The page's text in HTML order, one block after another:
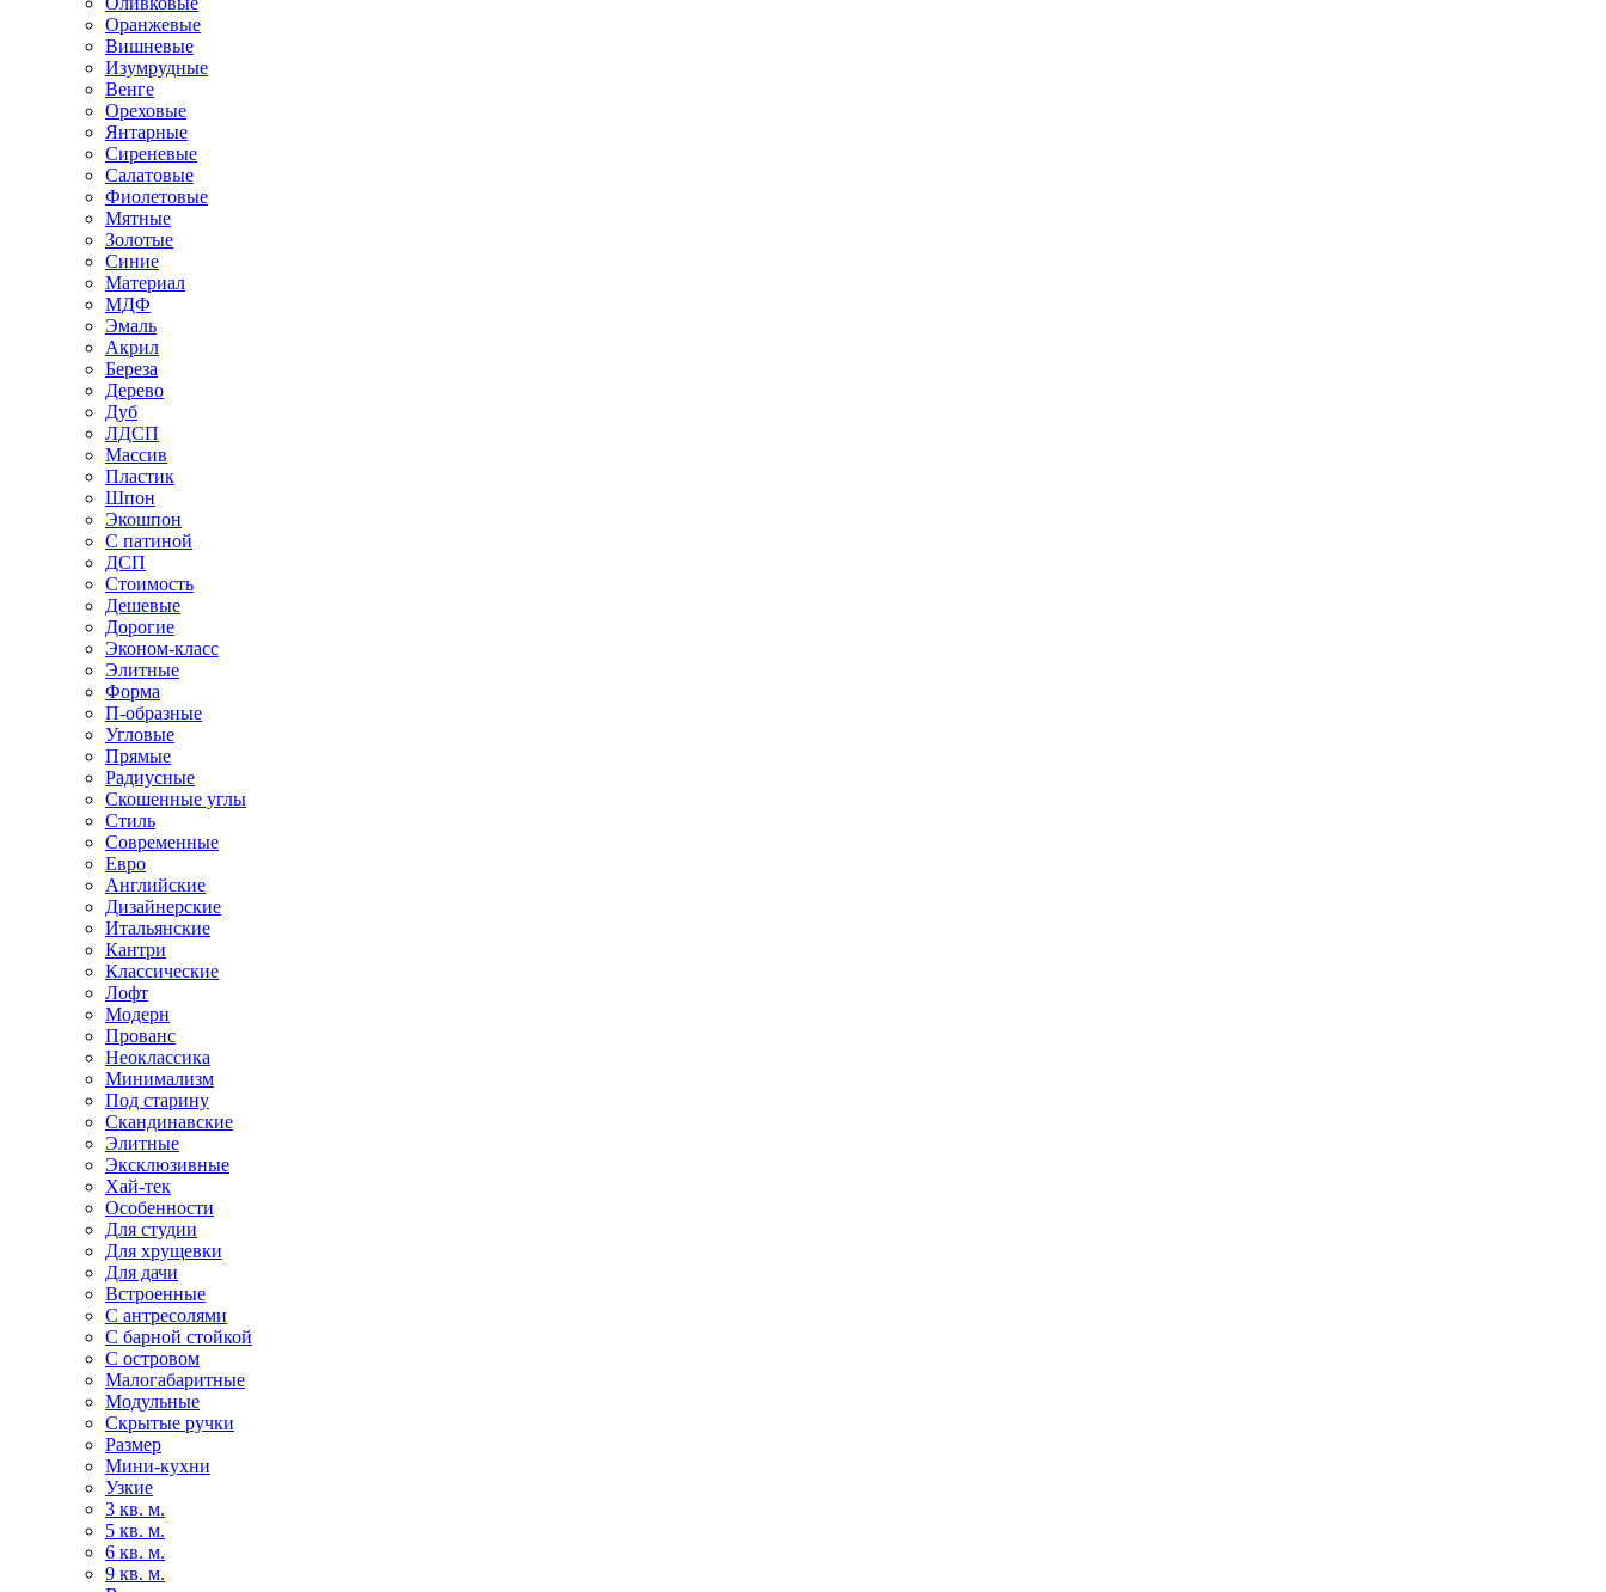
Оранжевые
Вишневые
Изумрудные
Венге
Ореховые
Янтарные
Сиреневые
Салатовые
Фиолетовые
Мятные
Золотые
Синие
Материал
МДФ
Эмаль
Акрил
Береза
Дерево
Дуб
ЛДСП
Массив
Пластик
Шпон
Экошпон
С патиной
ДСП
Стоимость
Дешевые
Дорогие
Эконом-класс
Элитные
Форма
П-образные
Угловые
Прямые
Радиусные
Скошенные углы
Стиль
Современные
Евро
Английские
Дизайнерские
Итальянские
Кантри
Классические
Лофт
Модерн
Прованс
Неоклассика
Минимализм
Под старину
Скандинавские
Элитные
Эксклюзивные
Хай-тек
Особенности
Для студии
Для хрущевки
Для дачи
Встроенные
С антресолями
С барной стойкой
С островом
Малогабаритные
Модульные
Скрытые ручки
Размер
Мини-кухни
Узкие
3 кв. м.
5 кв. м.
6 кв. м.
9 кв. м.